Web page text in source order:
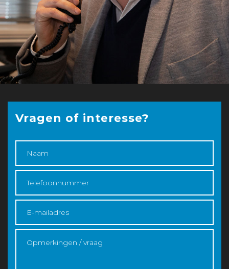
Vragen of interesse?